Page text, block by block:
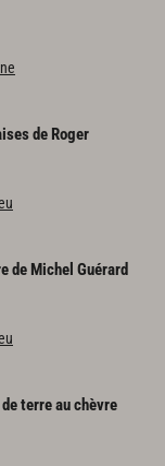
de Roger
de Michel Guérard
terre au chèvre